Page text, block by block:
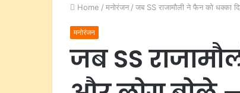
Home / मनोरंजन / जब SS राजामौली ने फैन को धक्का
मनोरंजन
जब SS